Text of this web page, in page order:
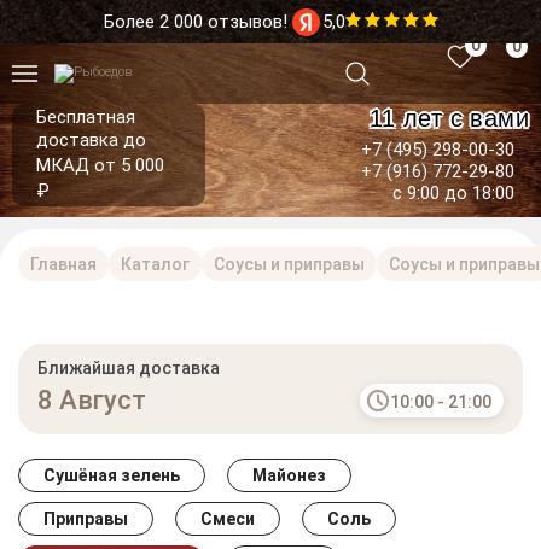
Более 2 000 отзывов! 5,0
Бесплатная
доставка до
МКАД от 5 000
₽
11 лет с вами
+7 (495) 298-00-30
+7 (916) 772-29-80
с 9:00 до 18:00
0 0
Главная Каталог Соусы и приправы Соусы и приправы
Cушёная зелень Майонез
Приправы Смеси Соль
Ближайшая доставка
8 Август 10:00 - 21:00